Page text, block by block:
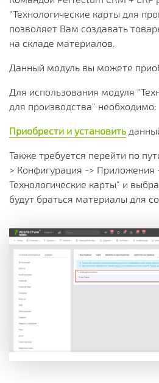
"Технологические карты для
позволяет Вам создавать
на складе материалов.
Данный модуль вы можете
Для использования модуля
для производства" необходимо:
Приобрести и установить
Также требуется перейти по
> Конфигурация -> Приложения
Технологические карты" и
будут браться материалы для